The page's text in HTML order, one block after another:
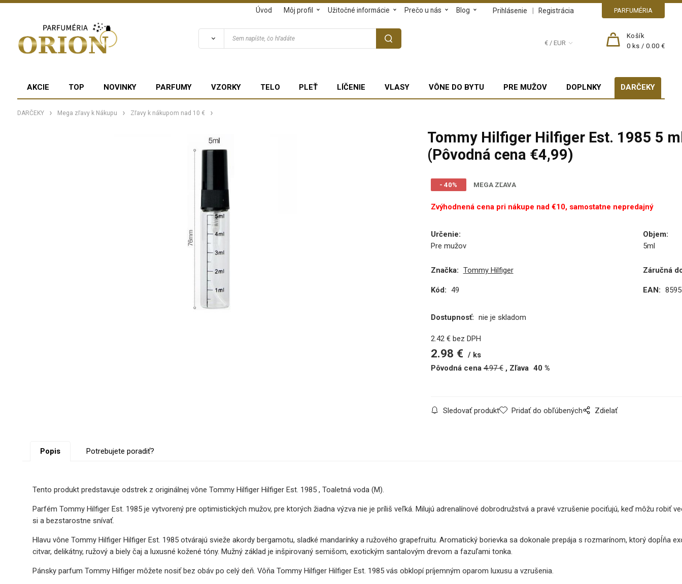
PARFUMÉRIA
Prihlásenie | Registrácia
Úvod Môj profil Užitočné informácie Prečo u nás Blog
€ / EUR
Košík
0 ks /0.00 €
AKCIE TOP NOVINKY PARFUMY VZORKY TELO PLEŤ LÍČENIE VLASY VÔNE DO BYTU PRE MUŽOV DOPLNKY DARČEKY
DARČEKY Mega zľavy k Nákupu Zľavy k nákupom nad 10 €
Tommy Hilfiger Hilfiger Est. 1985 5
(Pôvodná cena €4,99)
- 40% MEGA ZĽAVA
Zvýhodnená cena pri nákupe nad €10, samostatne nepredajný
Určenie:
Pre mužov
Objem:
5ml
Značka: Tommy Hilfiger Záručná
Kód: 49 EAN:
Dostupnosť: nie je skladom
2.42€ bez DPH
2.98 €
ks
Pôvodná cena 4.97€ Zľava 40 %
Sledovať produkt Pridať do obľúbených Zdielať
Popis Potrebujete poradiť?
Tento produkt predstavuje odstrek z originálnej vône Tommy Hilfiger Hilfiger Est. 1985 , Toaletná voda (M).
Parfém Tommy Hilfiger Est. 1985 je vytvorený pre optimistických mužov, pre ktorých žiadna výzva nie je príliš veľká. Milujú adrenalínové dobrodružstvá a pravé vzrušenie pociťujú, keď môžu robiť
si a bezstarostne snívať.
Hlavu vône Tommy Hilfiger Hilfiger Est. 1985 otvárajú svieže akordy bergamotu, sladké mandarínky a ružového grapefruitu. Aromatický borievka sa dokonale prepája s rozmarínom, ktorý dopĺňa
citvar, delikátny, ružový a biely čaj a luxusné kožené tóny. Mužný základ je inšpirovaný semišom, exotickým santalovým drevom a fazuľami tonka.
Pánsky parfum Tommy Hilfiger môžete nosiť bez obáv po celý deň. Vôňa Tommy Hilfiger Hilfiger Est. 1985 vás obklopí príjemným oparom luxusu a vzrušenia.